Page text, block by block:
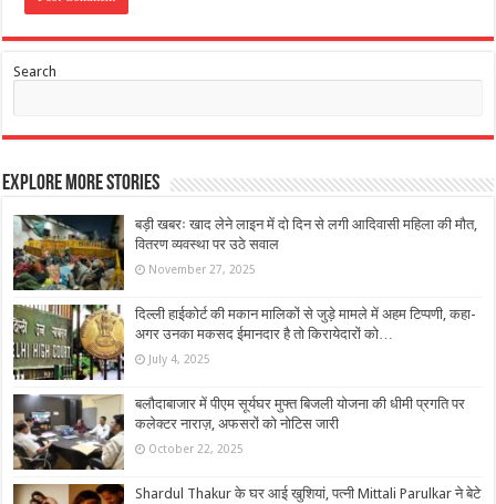
Search
Explore More Stories
बड़ी खबरः खाद लेने लाइन में दो दिन से लगी आदिवासी महिला की मौत,
वितरण व्यवस्था पर उठे सवाल
November 27, 2025
दिल्ली हाईकोर्ट की मकान मालिकों से जुड़े मामले में अहम टिप्पणी, कहा-
अगर उनका मकसद ईमानदार है तो किरायेदारों को…
July 4, 2025
बलौदाबाजार में पीएम सूर्यघर मुफ्त बिजली योजना की धीमी प्रगति पर
कलेक्टर नाराज़, अफसरों को नोटिस जारी
October 22, 2025
Shardul Thakur के घर आई खुशियां, पत्नी Mittali Parulkar ने बेटे